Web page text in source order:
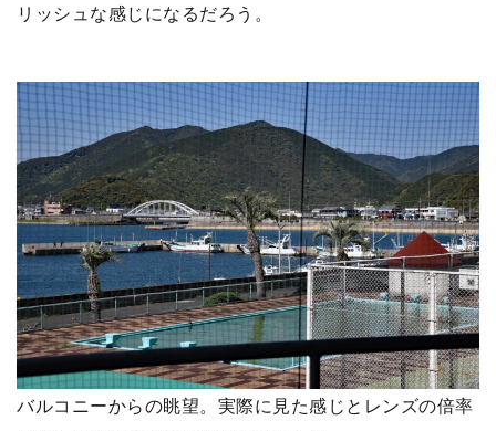
リッシュな感じになるだろう。
バルコニーからの眺望。実際に見た感じとレンズの倍率